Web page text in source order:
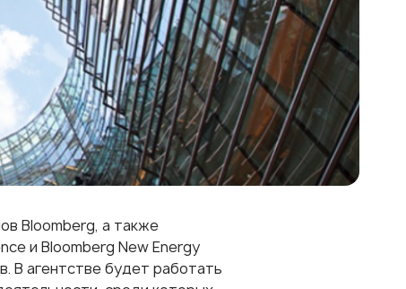
Bloomberg, а также
и Bloomberg New Energy
В агентстве будет работать